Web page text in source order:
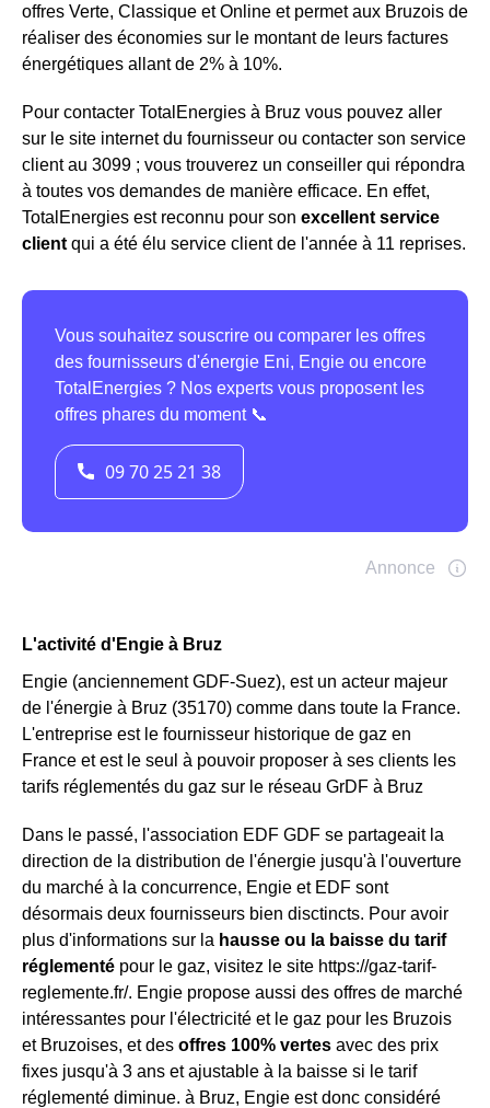
offres Verte, Classique et Online et permet aux Bruzois de
réaliser des économies sur le montant de leurs factures
énergétiques allant de 2% à 10%.
Pour contacter TotalEnergies à Bruz vous pouvez aller
sur le site internet du fournisseur ou contacter son service
client au 3099 ; vous trouverez un conseiller qui répondra
à toutes vos demandes de manière efficace. En effet,
TotalEnergies est reconnu pour son excellent service
client qui a été élu service client de l'année à 11 reprises.
L'activité d'Engie à Bruz
Engie (anciennement GDF-Suez), est un acteur majeur
de l'énergie à Bruz (35170) comme dans toute la France.
L'entreprise est le fournisseur historique de gaz en
France et est le seul à pouvoir proposer à ses clients les
tarifs réglementés du gaz sur le réseau GrDF à Bruz
Dans le passé, l'association EDF GDF se partageait la
direction de la distribution de l'énergie jusqu'à l'ouverture
du marché à la concurrence, Engie et EDF sont
désormais deux fournisseurs bien disctincts. Pour avoir
plus d'informations sur la hausse ou la baisse du tarif
réglementé pour le gaz, visitez le site https://gaz-tarif-
reglemente.fr/. Engie propose aussi des offres de marché
intéressantes pour l'électricité et le gaz pour les Bruzois
et Bruzoises, et des offres 100% vertes avec des prix
fixes jusqu'à 3 ans et ajustable à la baisse si le tarif
réglementé diminue. à Bruz, Engie est donc considéré